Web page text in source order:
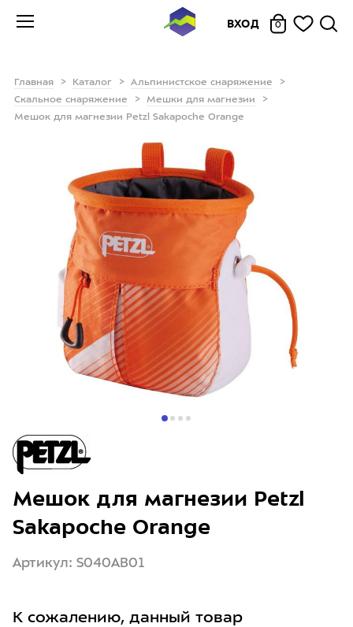
ВХОД 0
Главная Каталог
Альпинистское снаряжение
Скальное снаряжение
Мешки для магнезии
Мешок для магнезии Petzl Sakapoche Orange
Мешок для магнезии Petzl
Sakapoche Orange
Артикул: S040AB01
К сожалению, данный товар